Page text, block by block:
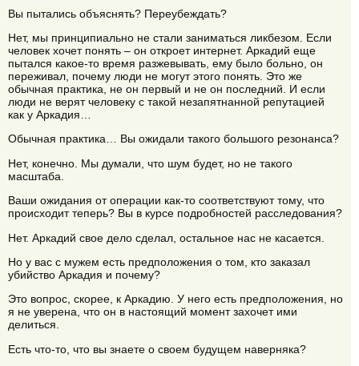
Вы пытались объяснять? Переубеждать?
Нет, мы принципиально не стали заниматься ликбезом. Если
человек хочет понять – он откроет интернет. Аркадий еще
пытался какое-то время разжевывать, ему было больно, он
переживал, почему люди не могут этого понять. Это же
обычная практика, не он первый и не он последний. И если
люди не верят человеку с такой незапятнанной репутацией
как у Аркадия…
Обычная практика… Вы ожидали такого большого резонанса?
Нет, конечно. Мы думали, что шум будет, но не такого
масштаба.
Ваши ожидания от операции как-то соответствуют тому, что
происходит теперь? Вы в курсе подробностей расследования?
Нет. Аркадий свое дело сделал, остальное нас не касается.
Но у вас с мужем есть предположения о том, кто заказал
убийство Аркадия и почему?
Это вопрос, скорее, к Аркадию. У него есть предположения, но
я не уверена, что он в настоящий момент захочет ими
делиться.
Есть что-то, что вы знаете о своем будущем наверняка?